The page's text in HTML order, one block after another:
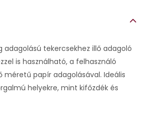
adagolású tekercsekhez illő adagoló
is használható, a felhasználó
méretű papír adagolásával. Ideális
helyekre, mint kifőzdék és